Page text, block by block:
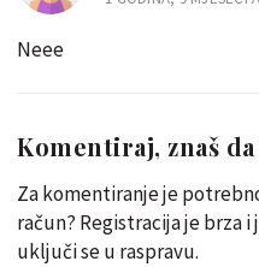
Neee
Komentiraj, znaš
Za komentiranje je
račun? Registracija je brza
uključi se u raspravu.